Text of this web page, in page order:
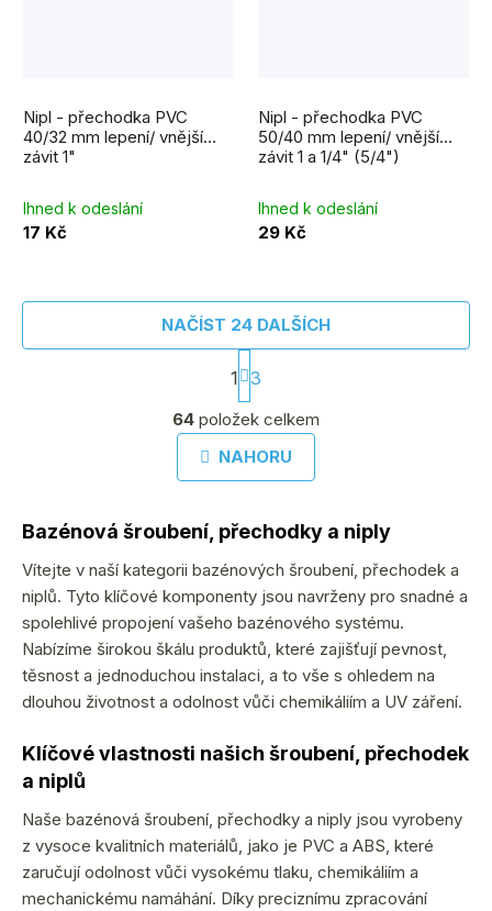
Nipl - přechodka PVC
40/32 mm lepení/ vnější
závit 1"
Ihned k odeslání
17 Kč
Nipl - přechodka PVC
50/40 mm lepení/ vnější
závit 1 a 1/4" (5/4")
Ihned k odeslání
29 Kč
O
v
l
d
c
í
p
r
v
k
ý
p
i
NAČÍST 24 DALŠÍCH
t
r
o
á
n
í
1 3
64 položek celkem
NAHORU
Bazénová šroubení, přechodky a niply
Vítejte v naší kategorii bazénových šroubení, přechodek a
niplů. Tyto klíčové komponenty jsou navrženy pro snadné a
spolehlivé propojení vašeho bazénového systému.
Nabízíme širokou škálu produktů, které zajišťují pevnost,
těsnost a jednoduchou instalaci, a to vše s ohledem na
dlouhou životnost a odolnost vůči chemikáliím a UV záření.
Klíčové vlastnosti našich šroubení, přechodek
a niplů
Naše bazénová šroubení, přechodky a niply jsou vyrobeny
z vysoce kvalitních materiálů, jako je PVC a ABS, které
zaručují odolnost vůči vysokému tlaku, chemikáliím a
mechanickému namáhání. Díky preciznímu zpracování